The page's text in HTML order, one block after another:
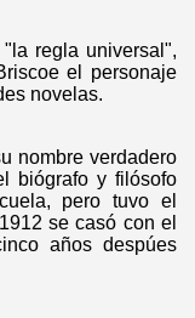
regla universal",
el personaje
novelas.
nombre verdadero
biógrafo y filósofo
pero tuvo el
se casó con el
años despúes